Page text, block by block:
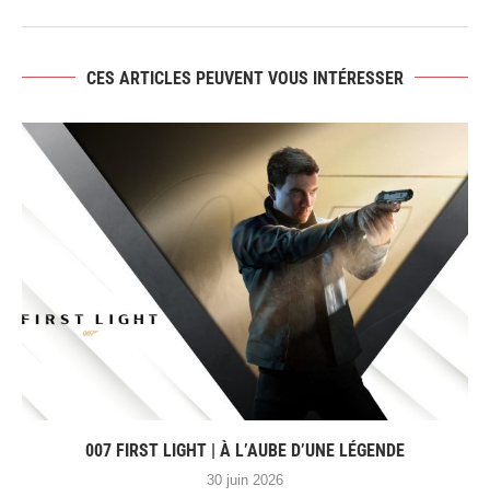
CES ARTICLES PEUVENT VOUS INTÉRESSER
007 FIRST LIGHT | À L’AUBE D’UNE LÉGENDE
30 juin 2026